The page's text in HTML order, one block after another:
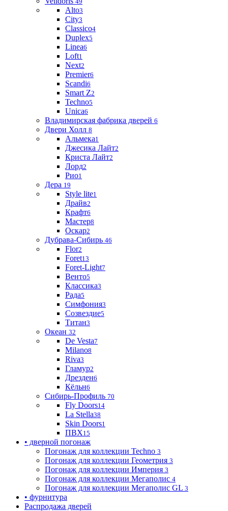
Alto3
City3
Classico4
Duplex5
Linea6
Loft1
Next2
Premier6
Scandi6
Smart Z2
Techno5
Unica6
Владимирская фабрика дверей 6
Двери Холл 8
Альмека1
Джесика Лайт2
Криста Лайт2
Лорд2
Рио1
Дера 19
Style lite1
Драйв2
Крафт6
Мастер8
Оскар2
Дубрава-Сибирь 46
Flor2
Foret13
Foret-Light7
Венто5
Классика3
Рада5
Симфония3
Созвездие5
Титан3
Океан 32
De Vesta7
Milano8
Riva3
Гламур2
Дрезден6
Кёльн6
Сибирь-Профиль 70
Fly Doors14
La Stella38
Skin Doors1
ПВХ15
• дверной погонаж
Погонаж для коллекции Techno 3
Погонаж для коллекции Геометрия 3
Погонаж для коллекции Империя 3
Погонаж для коллекции Мегаполис 4
Погонаж для коллекции Мегаполис GL 3
• фурнитура
Распродажа дверей